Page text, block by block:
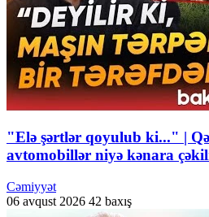
"Elə şərtlər qoyulub ki..." |
avtomobillər niyə kənara
Cəmiyyət
06 avqust 2026 42 baxış